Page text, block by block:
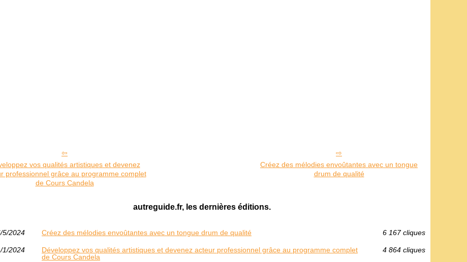
vos qualités artistiques et devenez
professionnel grâce au programme complet
de Cours Candela
Créez des mélodies envoûtantes avec un tongue
drum de qualité
autreguide.fr, les dernières éditions.
5/2024 Créez des mélodies envoûtantes avec un tongue drum de qualité 6 167 cliques
1/2024
Développez vos qualités artistiques et devenez acteur professionnel grâce au programme complet
de Cours Candela
4 864 cliques